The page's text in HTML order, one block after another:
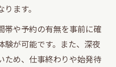
ます。
帯や予約の有無を事前に確
験が可能です。また、深夜
ため、仕事終わりや始発待